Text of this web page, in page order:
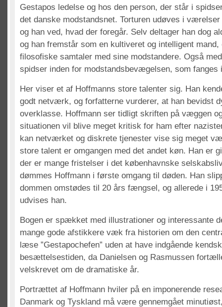
Gestapos ledelse og hos den person, der står i
det danske modstandsnet. Torturen udøves i
og han ved, hvad der foregår. Selv deltager han dog
og han fremstår som en kultiveret og intelligent
filosofiske samtaler med sine modstandere. Også
spidser inden for modstandsbevægelsen, som fanges
Her viser et af Hoffmanns store talenter sig. Han
godt netværk, og forfatterne vurderer, at han bevidst
overklasse. Hoffmann ser tidligt skriften på væggen
situationen vil blive meget kritisk for ham efter
kan netværket og diskrete tjenester vise sig meget
store talent er omgangen med det andet køn. Han er
der er mange fristelser i det københavnske
dømmes Hoffmann i første omgang til døden. Han
dommen omstødes til 20 års fængsel, og allerede i
udvises han.
Bogen er spækket med illustrationer og interessante
mange gode afstikkere væk fra historien om den
læse ”Gestapochefen” uden at have indgående
besættelsestiden, da Danielsen og Rasmussen
velskrevet om de dramatiske år.
Portrættet af Hoffmann hviler på en imponerende
Danmark og Tyskland må være gennemgået